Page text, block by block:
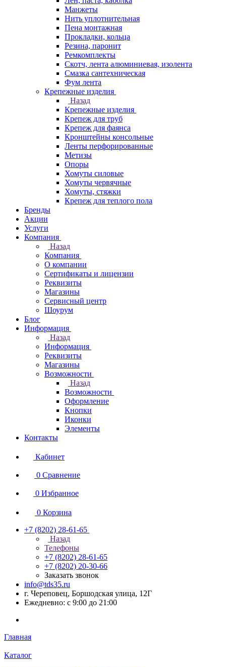
Манжеты
Нить уплотнительная
Пена монтажная
Прокладки, кольца
Резина, паронит
Ремкомплекты
Скотч, лента алюминиевая, изолента
Смазка сантехническая
Фум лента
Крепежные изделия
Назад
Крепежные изделия
Крепеж для труб
Крепеж для фаянса
Кронштейны консольные
Ленты перфорированные
Метизы
Опоры
Хомуты силовые
Хомуты червячные
Хомуты, стяжки
Крепеж для теплого пола
Бренды
Акции
Услуги
Компания
Назад
Компания
О компании
Сертификаты и лицензии
Реквизиты
Магазины
Сервисный центр
Шоурум
Блог
Информация
Назад
Информация
Реквизиты
Магазины
Возможности
Назад
Возможности
Оформление
Кнопки
Иконки
Элементы
Контакты
Кабинет
0 Сравнение
0 Избранное
0 Корзина
+7 (8202) 28‑61-65
Назад
Телефоны
+7 (8202) 28‑61-65
+7 (8202) 20‑30-66
Заказать звонок
info@tds35.ru
г. Череповец, Боршодская улица, 12Г
Ежедневно: с 9:00 до 21:00
Главная
Каталог